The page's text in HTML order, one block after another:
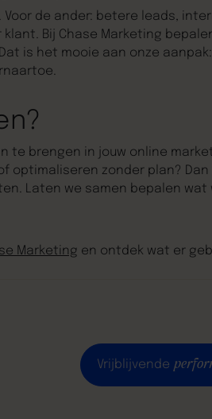
Voor de ander: betere leads,
Bij Chase Marketing
is het mooie aan onze
te brengen in jouw online
optimaliseren zonder plan?
Laten we samen bepalen wat
Marketing en ontdek wat er
Vrijblijvende